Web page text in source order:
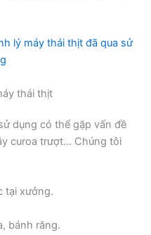
lý máy thái thịt đã qua sử
thái thịt
dụng có thể gặp vấn đề
curoa trượt… Chúng tôi
tại xưởng.
bánh răng.